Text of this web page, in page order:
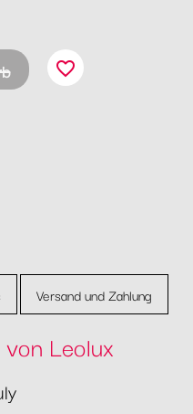
favorite_border
Versand und Zahlung
Leolux